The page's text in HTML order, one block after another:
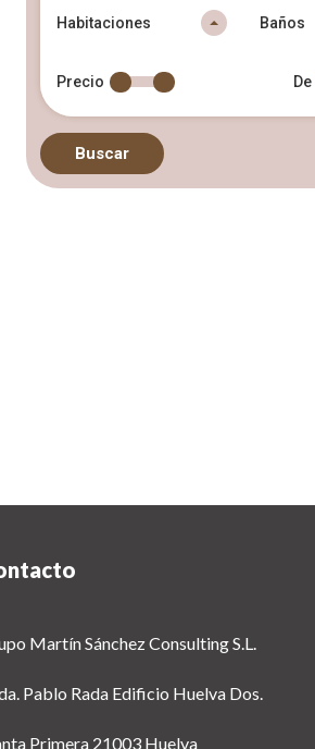
Habitaciones Baños
Precio De
Buscar
Martín Sánchez Consulting S.L.
Pablo Rada Edificio Huelva Dos.
Primera 21003 Huelva